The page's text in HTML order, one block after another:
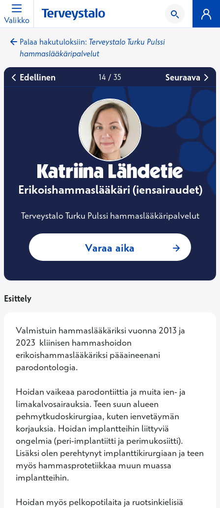
Valikko
Palaa hakutuloksiin: Terveystalo Turku Pulssi
hammaslääkäripalvelut
Edellinen 14 / 35 Seuraava
Katriina Lähdetie
Erikoishammaslääkäri (iensairaudet)
Terveystalo Turku Pulssi hammaslääkäripalvelut
Varaa aika : Katriina
Esittely
Valmistuin hammaslääkäriksi vuonna 2013 ja
2023  kliinisen hammashoidon
erikoishammaslääkäriksi pääaineenani
parodontologia.
Hoidan vaikeaa parodontiittia ja muita ien- ja
limakalvosairauksia. Teen suun alueen
pehmytkudoskirurgiaa, kuten ienvetäymän
korjauksia. Hoidan implantteihin liittyviä
ongelmia (peri-implantiitti ja perimukosiitti).
Lisäksi olen perehtynyt implanttikirurgiaan ja teen
myös hammasprotetiikkaa muun muassa
implantteihin.
Hoidan myös pelkopotilaita ja ruotsinkielisiä